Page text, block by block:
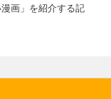
画」を紹介する記